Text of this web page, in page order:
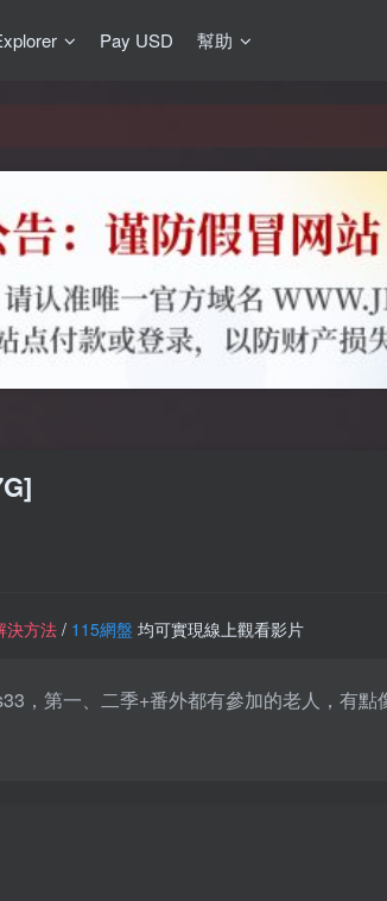
Pay USD 幫助
決方法 / 115網盤 均可實現線上觀看影片
，第一、二季+番外都有參加的老人，有